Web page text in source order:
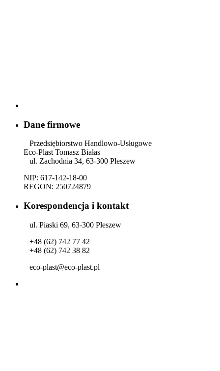
Dane firmowe
Przedsiębiorstwo Handlowo-Usługowe
Eco-Plast Tomasz Białas
ul. Zachodnia 34, 63-300 Pleszew
NIP: 617-142-18-00
REGON: 250724879
Korespondencja i kontakt
ul. Piaski 69, 63-300 Pleszew
+48 (62) 742 77 42
+48 (62) 742 38 82
eco-plast@eco-plast.pl